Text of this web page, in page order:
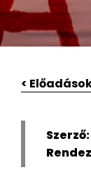
<
Szerző: